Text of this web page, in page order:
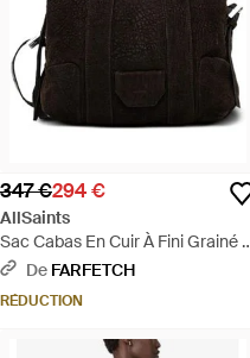
347 €294 €
AllSaints
Sac Cabas En Cuir À Fini Grainé -
NoirDe FARFETCH
RÉDUCTION